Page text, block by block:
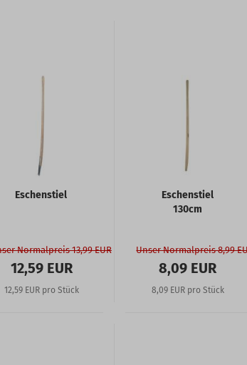
Eschenstiel
Normalpreis 13,99 EUR
12,59 EUR
12,59 EUR pro Stück
Eschenstiel
130cm
Unser Normalpreis 8,99
8,09 EUR
8,09 EUR pro Stück